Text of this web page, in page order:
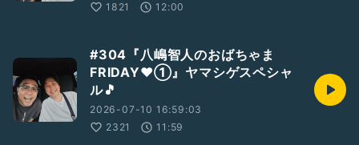
1821
12:00
#304『八嶋智人のおばちゃま
FRIDAY❤①』ヤマシゲスペシャ
ル🎵
2026-07-10 16:59:03
2321
11:59